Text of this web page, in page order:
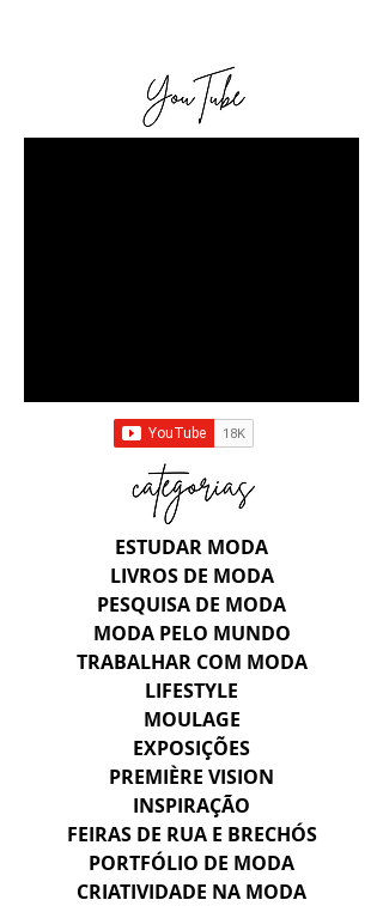
ESTUDAR MODA
LIVROS DE MODA
PESQUISA DE MODA
MODA PELO MUNDO
TRABALHAR COM MODA
LIFESTYLE
MOULAGE
EXPOSIÇÕES
PREMIÈRE VISION
INSPIRAÇÃO
FEIRAS DE RUA E BRECHÓS
PORTFÓLIO DE MODA
CRIATIVIDADE NA MODA